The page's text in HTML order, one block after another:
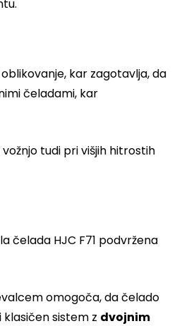
kar zagotavlja, da
čeladami, kar
tudi pri višjih hitrostih
čelada HJC F71 podvržena
omogoča, da čelado
sistem z dvojnim